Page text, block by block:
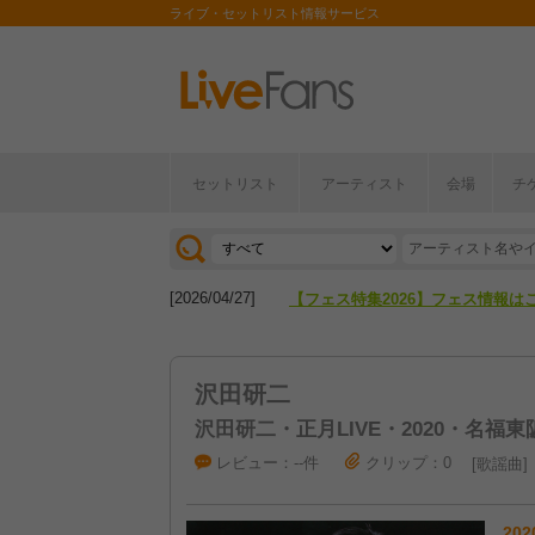
ライブ・セットリスト情報サービス
セットリスト アーティスト 会場 チ
[2026/07/28] 【ライブ動員ランキング】2026年
[2026/04/27] 【フェス特集2026】フェス情報は
沢田研二
沢田研二・正月LIVE・2020・名福東
レビュー：--件 クリップ：0 歌謡曲